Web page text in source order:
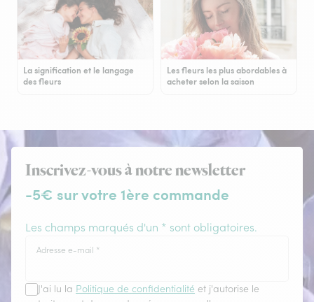
La signification et le langage
des fleurs
Les fleurs les plus abordables à
acheter selon la saison
Inscrivez-vous à notre newsletter
-5€ sur votre 1ère commande
Les champs marqués d'un * sont obligatoires.
Adresse e-mail *
J'ai lu la Politique de confidentialité et j'autorise le